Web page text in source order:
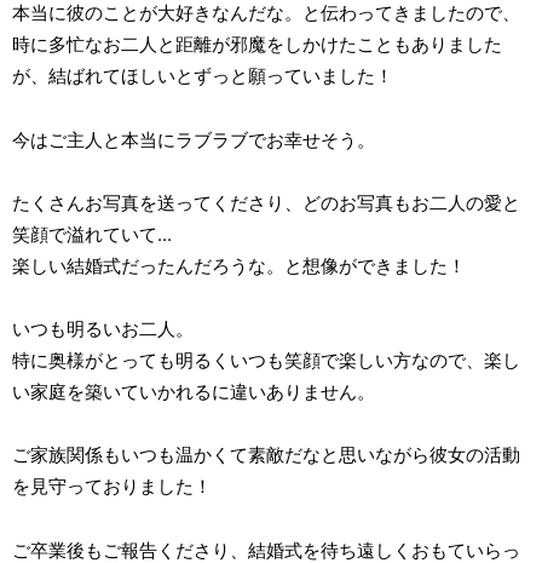
本当に彼のことが大好きなんだな。と伝わってきましたので、
時に多忙なお二人と距離が邪魔をしかけたこともありました
が、結ばれてほしいとずっと願っていました！
今はご主人と本当にラブラブでお幸せそう。
たくさんお写真を送ってくださり、どのお写真もお二人の愛と
笑顔で溢れていて...
楽しい結婚式だったんだろうな。と想像ができました！
いつも明るいお二人。
特に奥様がとっても明るくいつも笑顔で楽しい方なので、楽し
い家庭を築いていかれるに違いありません。
ご家族関係もいつも温かくて素敵だなと思いながら彼女の活動
を見守っておりました！
ご卒業後もご報告くださり、結婚式を待ち遠しくおもていらっ